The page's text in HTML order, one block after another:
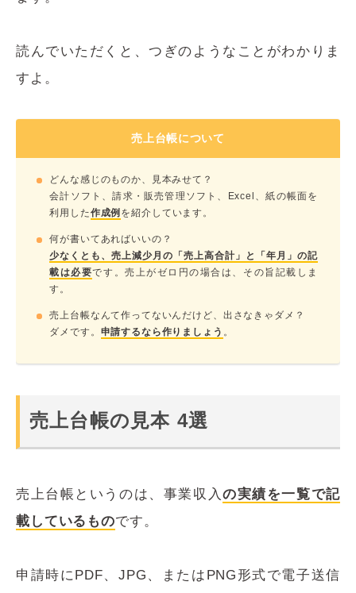
読んでいただくと、つぎのようなことがわかりま
すよ。
売上台帳について
どんな感じのものか、見本みせて？
会計ソフト、請求・販売管理ソフト、Excel、紙の帳面を
利用した作成例 を紹介しています。
何が書いてあればいいの？
少なくとも、売上減少月の「売上高合計」と「年月」の記
載は必要です。売上がゼロ円の場合は、その旨記載しま
す。
売上台帳なんて作ってないんだけど、出さなきゃダメ？
ダメです。 申請するなら作りましょう 。
売上台帳の見本 4選
売上台帳というのは、事業収入の実績を一覧で記
載しているものです。
申請時にPDF、JPG、またはPNG形式で電子送信